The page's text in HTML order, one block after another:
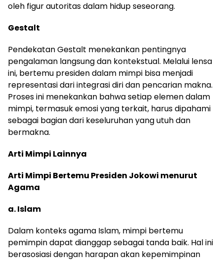
oleh figur autoritas dalam hidup seseorang.
Gestalt
Pendekatan Gestalt menekankan pentingnya
pengalaman langsung dan kontekstual. Melalui lensa
ini, bertemu presiden dalam mimpi bisa menjadi
representasi dari integrasi diri dan pencarian makna.
Proses ini menekankan bahwa setiap elemen dalam
mimpi, termasuk emosi yang terkait, harus dipahami
sebagai bagian dari keseluruhan yang utuh dan
bermakna.
Arti Mimpi Lainnya
Arti Mimpi Bertemu Presiden Jokowi menurut
Agama
a. Islam
Dalam konteks agama Islam, mimpi bertemu
pemimpin dapat dianggap sebagai tanda baik. Hal ini
berasosiasi dengan harapan akan kepemimpinan